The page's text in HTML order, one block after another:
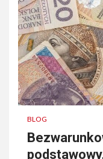
BLOG